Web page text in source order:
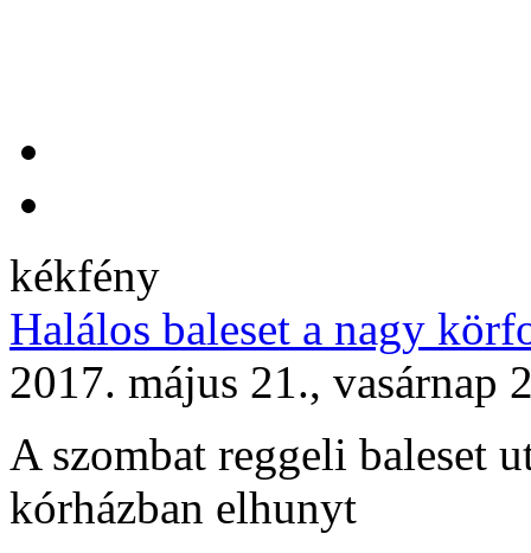
kékfény
Halálos baleset a nagy
2017. május 21., vasárnap
A szombat reggeli baleset
kórházban elhunyt